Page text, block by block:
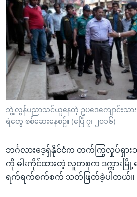
ကျော်
ကြည့်
ရန်
ပင်မ
ညွန်း
စာမျက်နှာ
သို့
ကျော်
ကြည့်
နေရာ
အမေရိကန်သုံးအီဒီယံ
မကြေးမုံရဲ့ အင်္ဂလိပ်စာ
ရုပ်ရှင်ထဲက အင်္ဂလိပ်စာ
သုတပဒေသာ အင်္ဂလိပ်စာ
အပတ်စဉ်ကဏ္ဍများ
ရေဒီယို
တီဗွီ
ရေဒီယိုနှင့်ရုပ်သံ အချက်အလက်များ
ရေဒီယို/တီဗွီအစီအစဉ်
Learning English
ဗွီအိုအေ လူမှုကွန်ယက်များ
ဘာသာစကားများ
ဘွဲ့လွန်ပညာသင်ယူနေတဲ့ ဥပဒေကျောင်းသ
ရဲတွေ စစ်ဆေးနေစဉ်။ (ဧပြီ ၇၊ ၂၀၁၆)
ဘင်္ဂလားဒေ့ရှ်နိုင်ငံက တက်ကြွလှုပ်ရှား
ကို ဓါးကိုင်ထားတဲ့ လူတစုက ဒက္ကားမြို့
ရက်ရက်စက်စက် သတ်ဖြတ်ခဲ့ပါတယ်။